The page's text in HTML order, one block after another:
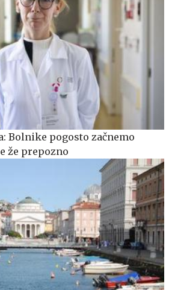
Bolnike pogosto začnemo
že prepozno